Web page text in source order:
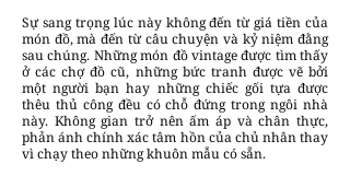
Sự sang trọng lúc này không đến từ giá tiền của
món đồ, mà đến từ câu chuyện và kỷ niệm đằng
sau chúng. Những món đồ vintage được tìm thấy
ở các chợ đồ cũ, những bức tranh được vẽ bởi
một người bạn hay những chiếc gối tựa được
thêu thủ công đều có chỗ đứng trong ngôi nhà
này. Không gian trở nên ấm áp và chân thực,
phản ánh chính xác tâm hồn của chủ nhân thay
vì chạy theo những khuôn mẫu có sẵn.